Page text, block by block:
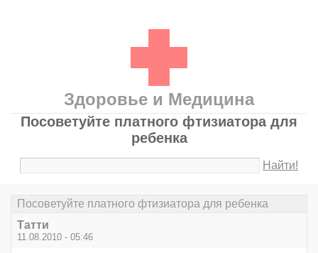
Здоровье и Медицина
Посоветуйте платного фтизиатора для
ребенка
Найти!
Посоветуйте платного фтизиатора для ребенка
Татти
11.08.2010 - 05:46